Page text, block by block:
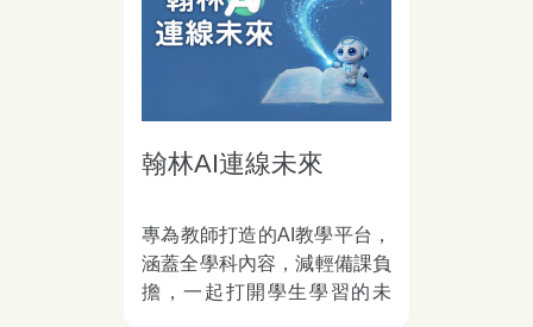
翰林AI連線未來
專為教師打造的AI教學平台，
涵蓋全學科內容，減輕備課負
擔，一起打開學生學習的未